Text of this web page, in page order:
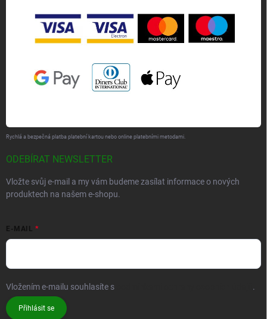
Rychlá a bezpečná platba platební kartou nebo online platebními metodami.
ODEBÍRAT NEWSLETTER
Vložte svůj e-mail a my vám budeme zasílat informace o nových
produktech na našem e-shopu.
E-MAIL
Vložením e-mailu souhlasíte s .
Přihlásit se